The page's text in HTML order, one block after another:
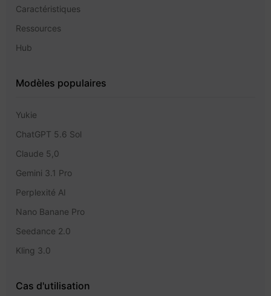
Caractéristiques
Ressources
Hub
Modèles populaires
Yukie
ChatGPT 5.6 Sol
Claude 5,0
Gemini 3.1 Pro
Perplexité AI
Nano Banane Pro
Seedance 2.0
Kling 3.0
Cas d'utilisation